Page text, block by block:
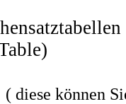
( diese können